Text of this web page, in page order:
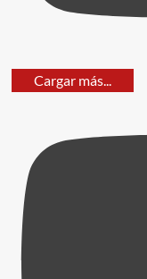
Cargar más...